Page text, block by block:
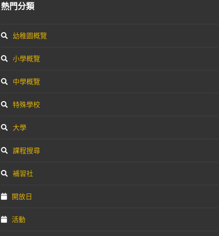
熱門分類
幼稚園概覽
小學概覽
中學概覽
特殊學校
大學
課程搜尋
補習社
開放日
活動